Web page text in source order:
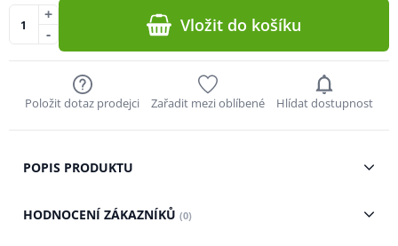
-
+ Vložit do košíku
Položit dotaz prodejci Zařadit mezi oblíbené Hlídat dostupnost
POPIS PRODUKTU
HODNOCENÍ ZÁKAZNÍKŮ (0)